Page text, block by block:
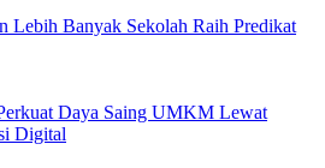
Lebih Banyak Sekolah Raih Predikat
Daya Saing UMKM Lewat
Digital